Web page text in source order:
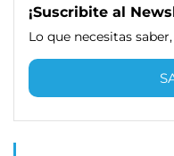
¡Suscribite al
Lo que necesitas